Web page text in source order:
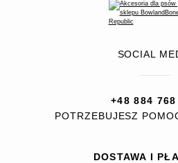
SOCIAL
+48 884
POTRZEBUJESZ
DOSTAWA I